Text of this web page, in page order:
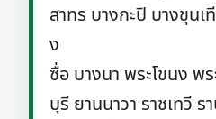
สาทร บางกะปิ บางขุน
ง
ซื่อ บางนา พระโขนง พ
บุรี ยานนาวา ราชเทวี